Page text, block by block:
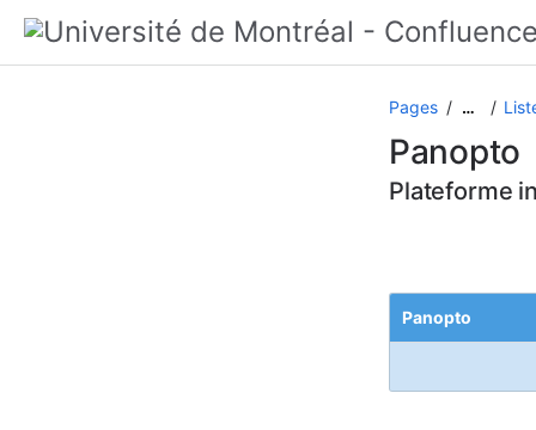
Pages …
Panopto
Plateforme
Panopto